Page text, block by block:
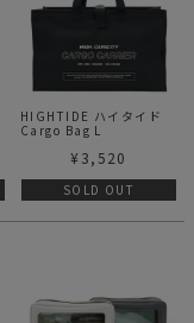
HIGHTIDE ハイタイド
Cargo Bag L
¥ 3,520
SOLD OUT